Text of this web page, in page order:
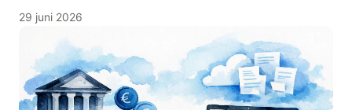
29 juni 2026